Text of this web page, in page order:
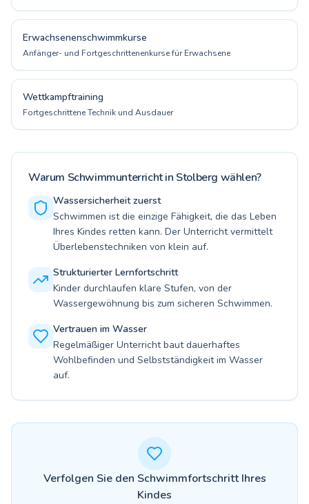
Erwachsenenschwimmkurse
Anfänger- und Fortgeschrittenenkurse für Erwachsene
Wettkampftraining
Fortgeschrittene Technik und Ausdauer
Warum Schwimmunterricht in Stolberg wählen?
Wassersicherheit zuerst
Schwimmen ist die einzige Fähigkeit, die das Leben
Ihres Kindes retten kann. Der Unterricht vermittelt
Überlebenstechniken von klein auf.
Strukturierter Lernfortschritt
Kinder durchlaufen klare Stufen, von der
Wassergewöhnung bis zum sicheren Schwimmen.
Vertrauen im Wasser
Regelmäßiger Unterricht baut dauerhaftes
Wohlbefinden und Selbstständigkeit im Wasser
auf.
Verfolgen Sie den Schwimmfortschritt Ihres
Kindes